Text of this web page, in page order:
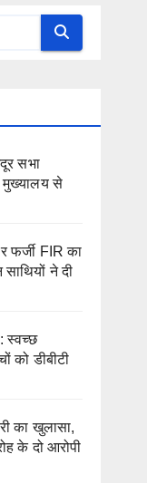
सभा
मुख्यालय से
फर्जी FIR का
ने दी
स्वच्छ
को डीबीटी
का खुलासा,
के दो आरोपी